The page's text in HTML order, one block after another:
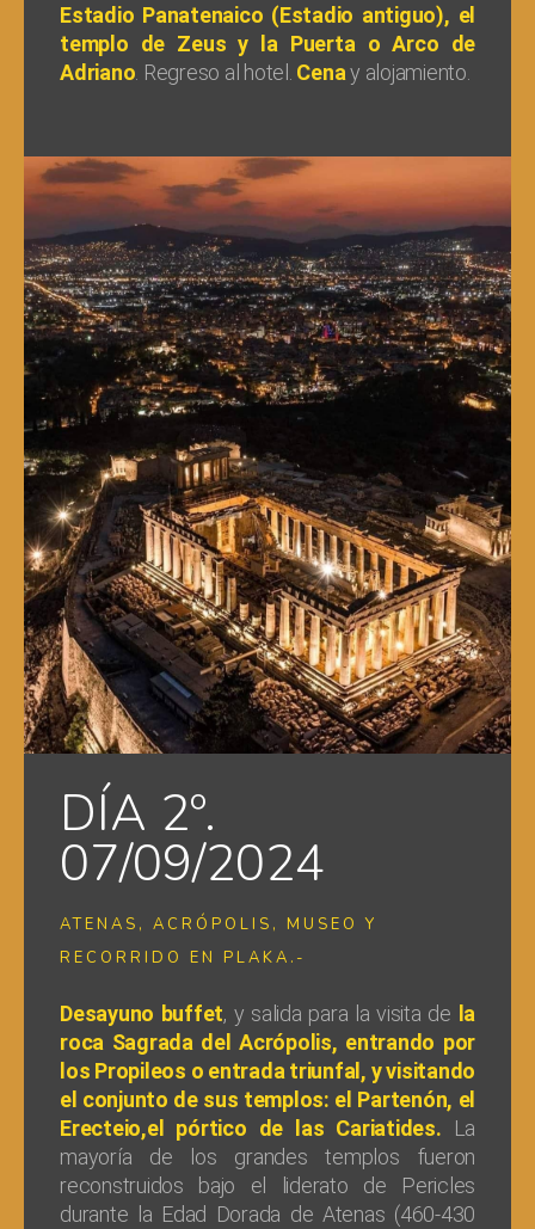
Estadio Panatenaico (Estadio antiguo), el
templo de Zeus y la Puerta o Arco de
Adriano . Regreso al hotel. Cenay alojamiento.
DÍA 2º.
07/09/2024
ATENAS, ACRÓPOLIS, MUSEO Y
RECORRIDO EN PLAKA.-
Desayuno buffet, y salida para la visita de la
roca Sagrada del Acrópolis, entrando por
los Propileos o entrada triunfal, y visitando
el conjunto de sus templos: el Partenón, el
Erecteio,el pórtico de las Cariatides. La
mayoría de los grandes templos fueron
reconstruidos bajo el liderato de Pericles
durante la Edad Dorada de Atenas (460-430